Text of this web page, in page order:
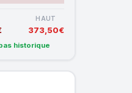
HAUT
373,50€
historique